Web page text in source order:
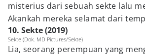
misterius dari sebuah sekte lalu
Akankah mereka selamat dari
10. Sekte (2019)
Sekte (Dok. MD Pictures/Sekte)
Lia, seorang perempuan yang